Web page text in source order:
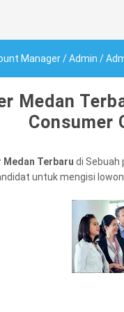
Manager/Admin /
Medan
Consumer
Terbaru di Sebuah
untuk mengisi